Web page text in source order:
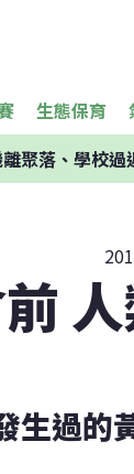
生態保育
聚落、學校
生過的